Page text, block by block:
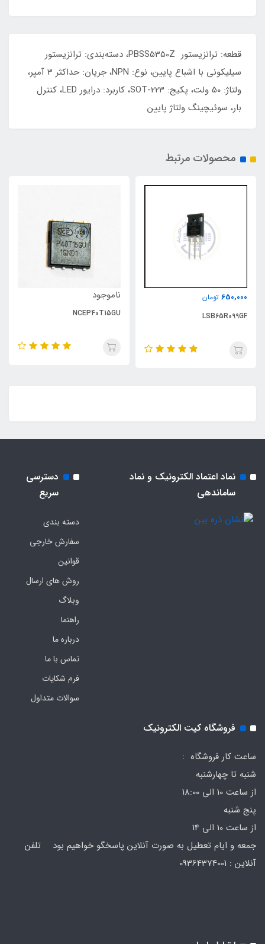
قطعه: ترانزیستور PBSS5350Z، دسته‌بندی: ترانزیستور
سیلیکونی با اشباع پایین، نوع: NPN، جریان: حداکثر 3 آمپر،
ولتاژ: 50 ولت، پکیج: SOT-223، کاربرد: درایور LED، کنترل
بار، سوئیچینگ ولتاژ پایین
محصولات مرتبط
650,000 تومان
LSB65R099GF
ناموجود
NCEP40T15GU
نماد اعتماد الکترونیک و نماد
ساماندهی
دسترسی
سریع
دسته بندی
سفارش خارجی
قوانین
روش های ارسال
وبلاگ
راهنما
درباره ما
تماس با ما
فرم‌ شکایات
سوالات متداول
فروشگاه کیت الکترونیک
ساعت کار فروشگاه :
شنبه تا چهارشنبه
از ساعت 10 الی 18:00
پنج شنبه
از ساعت 10 الی 14
جمعه و ایام تعطیل به صورت آنلاین پاسخگو خواهیم بود تلفن